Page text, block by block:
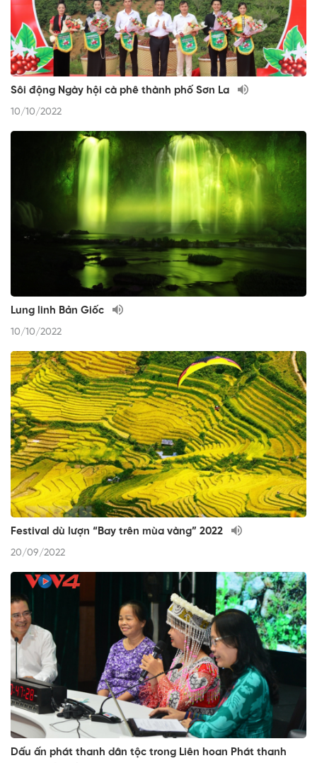
Sôi động Ngày hội cà phê thành phố Sơn La
10/10/2022
Lung linh Bản Giốc
10/10/2022
Festival dù lượn “Bay trên mùa vàng” 2022
20/09/2022
Dấu ấn phát thanh dân tộc trong Liên hoan Phát thanh